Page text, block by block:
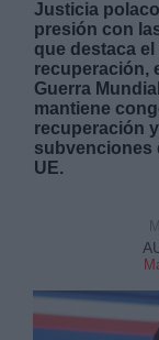
Justicia
presión con
que destaca
recuperación,
Guerra
mantiene
recuperación
subvenciones
UE.
Derechos: